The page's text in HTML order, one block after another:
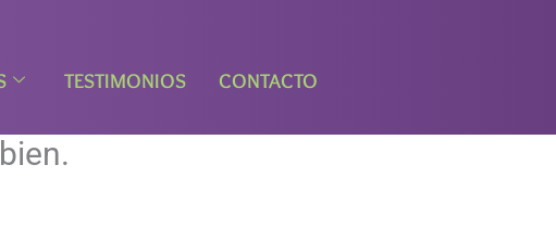
TESTIMONIOS CONTACTO